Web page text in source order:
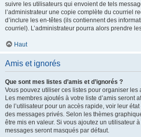
suivre les utilisateurs qui envoient de tels
l’administrateur une copie complète du courriel
d’inclure les en-têtes (ils contiennent des
courriel). L’administrateur pourra alors prendre
Haut
Amis et ignorés
Que sont mes listes d’amis et d’ignorés ?
Vous pouvez utiliser ces listes pour organiser les
Les membres ajoutés à votre liste d’amis seront
de l’utilisateur pour un accès rapide, voir leur
des messages privés. Selon les thèmes
être mis en valeur. Si vous ajoutez un utilisateur
messages seront masqués par défaut.